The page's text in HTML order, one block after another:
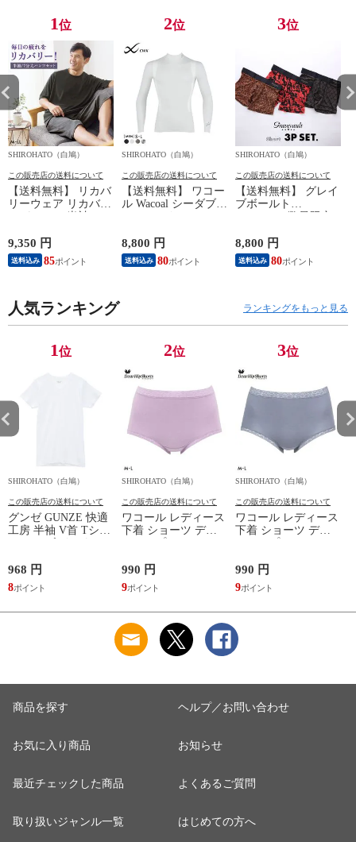
1位
SHIROHATO（白鳩）
この販売店の送料について
【送料無料】 リカバ
リーウェア リカバリ
ームウェア パジャマ
リカバリーケア 7分
丈パンツ 疲労回復
9,350 円
送料込み 85
2位
SHIROHATO（白鳩）
この販売店の送料について
【送料無料】 ワコー
ル Wacoal シーダブリ
JYURYU 柔流 ジュウ
リュウ メンズ トッ
プ SML ハイネック
8,800 円
送料込み 80
3位
SHIROHATO（白鳩）
この販売店の送料について
【送料無料】 グレイ
ブボールト
サーパンツ おまかせ
3P 福袋 ショート ロ
ーライズ 3枚セット
8,800 円
送料込み 80
人気ランキング ランキングをもっと見る
1位
SHIROHATO（白鳩）
この販売店の送料について
グンゼ GUNZE 快適
工房 半袖 V首 Tシャ
本製 抗菌防臭
968 円
8
2位
SHIROHATO（白鳩）
この販売店の送料について
ワコール レディース
下着 ショーツ ディ
スタンダード ノーマ
ルショーツ ML
Wacoal
990 円
9
3位
SHIROHATO（白鳩）
この販売店の送料について
ワコール レディース
下着 ショーツ ディ
スタンダード ノーマ
ルショーツ ML
Wacoal
990 円
9
商品を探す
お気に入り商品
最近チェックした商品
取り扱いジャンル一覧
ヘルプ／お問い合わせ
お知らせ
よくあるご質問
はじめての方へ